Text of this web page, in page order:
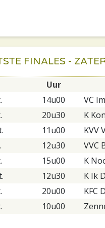
FINALES -
Uur
14u00 VC
20u30 K
11u00 KVV
12u30 VVC
15u00 K
12u30 K Ik
20u00 KFC
10u00